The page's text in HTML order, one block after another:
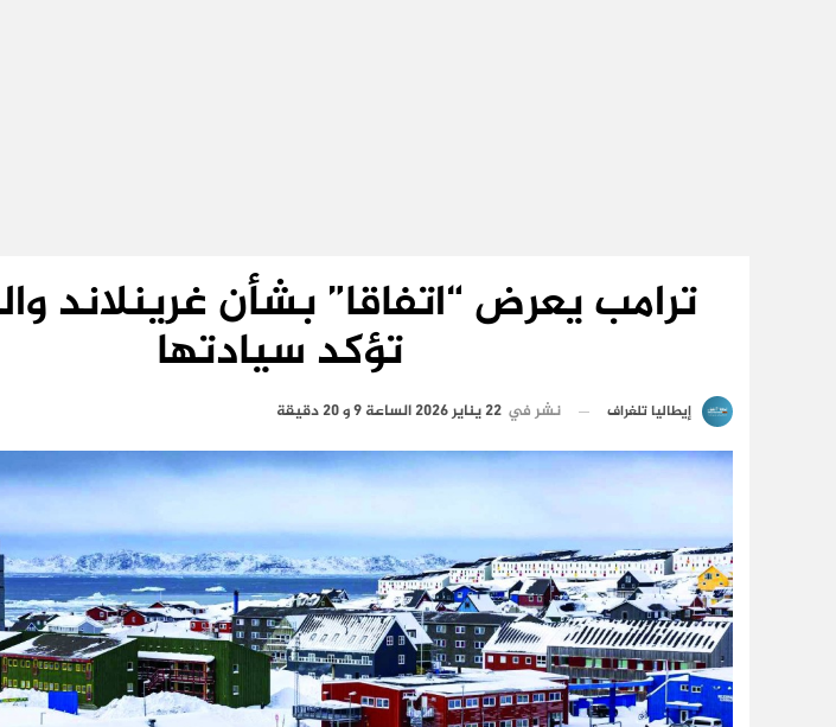
ترامب يعرض “اتفاقا” بشأن غرينلاند
تؤكد سيادتها
إيطاليا تلغراف نشر في 22 يناير 2026 الساعة 9 و 20 دقيقة